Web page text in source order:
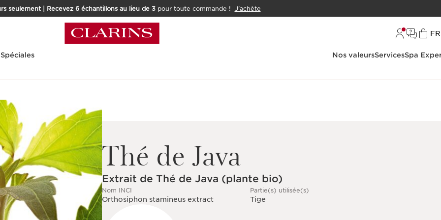
seulement | Recevez 6 échantillons au lieu de 3pour toute commande ! J'achète
FR
Nos valeursServicesSpa
Thé de Java
Extrait de Thé de Java (plante bio)
Nom INCI
Orthosiphon stamineus extract
Partie(s) utilisée(s)
Tige